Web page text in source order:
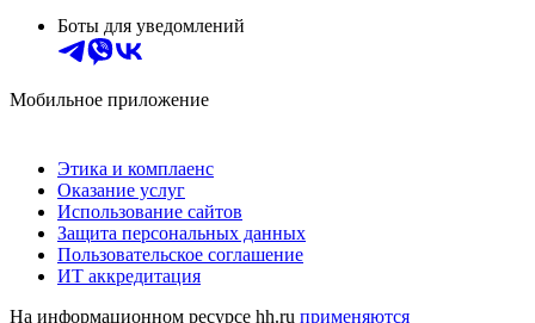
Боты для уведомлений
Мобильное приложение
Этика и комплаенс
Оказание услуг
Использование сайтов
Защита персональных данных
Пользовательское соглашение
ИТ аккредитация
На информационном ресурсе hh.ru применяются